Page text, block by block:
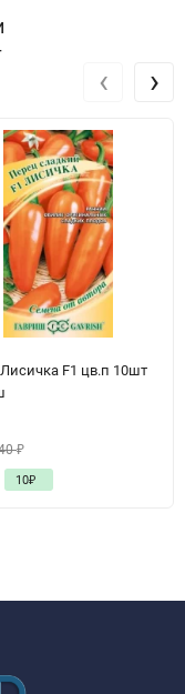
F1 цв.п 10шт
₽
10₽
‹ ›